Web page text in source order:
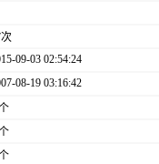
09-03 02:54:24
08-19 03:16:42